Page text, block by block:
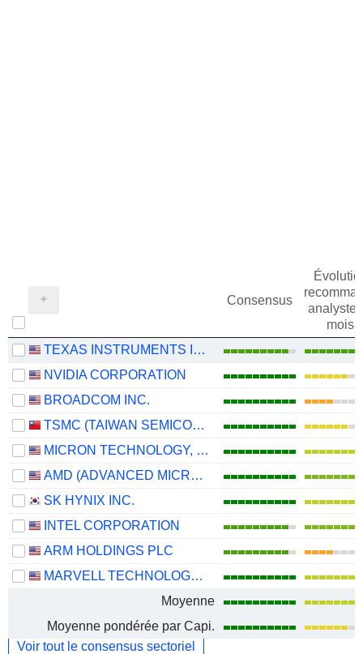
Consensus
mois
TEXAS INSTRUMENTS INCORPORATED
NVIDIA CORPORATION
BROADCOM INC.
TSMC (TAIWAN SEMICONDUCTOR MANUFACTURING COMPANY)
MICRON TECHNOLOGY, INC.
AMD (ADVANCED MICRO DEVICES)
SK HYNIX INC.
INTEL CORPORATION
ARM HOLDINGS PLC
MARVELL TECHNOLOGY GROUP LTD
Moyenne
Moyenne pondérée par Capi.
Voir tout le consensus sectoriel